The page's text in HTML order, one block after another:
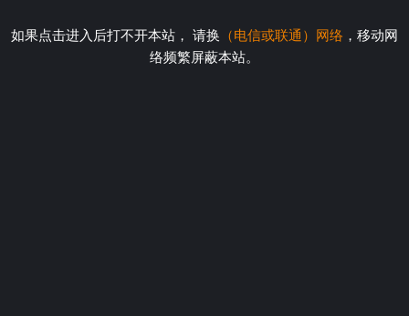
如果点击进入后打不开本站， 请换 （电信或联通）网络 ，移动网
络频繁屏蔽本站。